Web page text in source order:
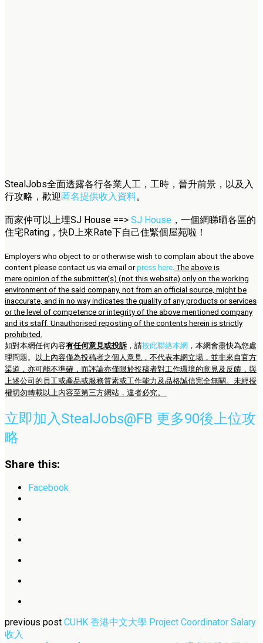
StealJobs全面透露各行各業人工，工時，晉升前景，以及入
行攻略，歡迎匿名提供收入資料。
而家仲可以上埋SJ House ==> SJ House ，一個網睇晒各區的
住宅Rating，快D上來Rate下自己住緊個屋苑啦！
Employers who object to or otherwise wish to complain about the above
content please contact us via email orpress here. The above is
mere opinion of the submitter(s) (not this website) only on the working
environment of the said company, not from an official source, might be
inaccurate, and in no way indicates the quality of any products or services
or the level of competence or integrity of the above mentioned company
and its staff. Unauthorised reposting of the contents herein is strictly
prohibited.
如對本網任何內容有任何意見或投訴 ，請按此聯絡本網 ，本網會盡快為您處
理問題。
以上內容僅為投稿者之個人意見，不代表本網立場，並非來自官方
渠道，亦可能不準確，而評論亦僅限於投稿者對工作環境的意見及反饋，與
上述公司的員工或產品或服務質素或工作能力及品格誠信完全無關。未經授
權切勿轉載以上內容至第三方網站，違者必究。
立即加入StealJobs@FB 更多90後上位攻
略
Share this:
Facebook
previous post CUHK 香港中文大學 Project Coordinator Salary
收入